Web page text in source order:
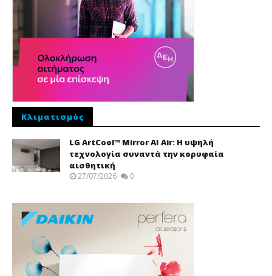
Κλιματισμός
LG ArtCool™ Mirror AI Air: Η υψηλή
τεχνολογία συναντά την κορυφαία
αισθητική
27/07/2026 0